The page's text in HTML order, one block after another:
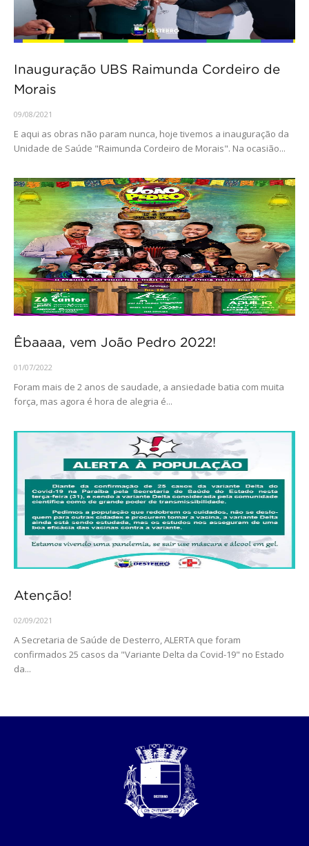
Inauguração UBS Raimunda Cordeiro de
Morais
09/08/2021
E aqui as obras não param nunca, hoje tivemos a inauguração da
Unidade de Saúde "Raimunda Cordeiro de Morais". Na ocasião...
Êbaaaa, vem João Pedro 2022!
01/07/2022
Foram mais de 2 anos de saudade, a ansiedade batia com muita
força, mas agora é hora de alegria é...
Atenção!
02/09/2021
A Secretaria de Saúde de Desterro, ALERTA que foram
confirmados 25 casos da "Variante Delta da Covid-19" no Estado
da...